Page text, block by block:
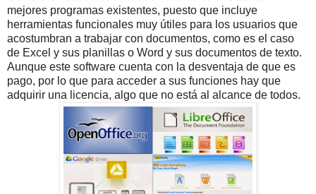
mejores programas existentes, puesto que incluye
herramientas funcionales muy útiles para los usuarios que
acostumbran a trabajar con documentos, como es el caso
de Excel y sus planillas o Word y sus documentos de texto.
Aunque este software cuenta con la desventaja de que es
pago, por lo que para acceder a sus funciones hay que
adquirir una licencia, algo que no está al alcance de todos.